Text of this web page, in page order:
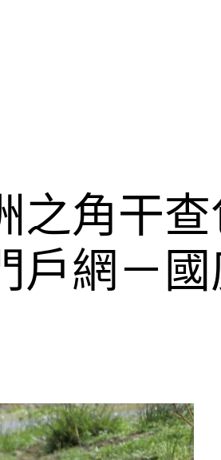
之角干查
戶網－